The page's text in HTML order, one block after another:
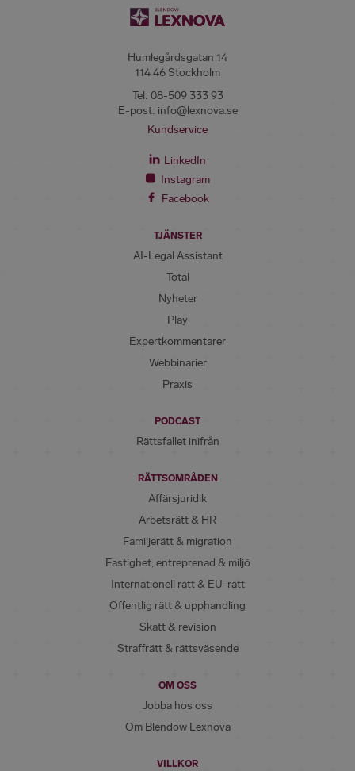
Humlegårdsgatan 14
114 46 Stockholm
Tel: 08-509 333 93
E-post: info@lexnova.se
Kundservice
LinkedIn
Instagram
Facebook
TJÄNSTER
AI-Legal Assistant
Total
Nyheter
Play
Expertkommentarer
Webbinarier
Praxis
PODCAST
Rättsfallet inifrån
RÄTTSOMRÅDEN
Affärsjuridik
Arbetsrätt & HR
Familjerätt & migration
Fastighet, entreprenad & miljö
Internationell rätt & EU-rätt
Offentlig rätt & upphandling
Skatt & revision
Straffrätt & rättsväsende
OM OSS
Jobba hos oss
Om Blendow Lexnova
VILLKOR